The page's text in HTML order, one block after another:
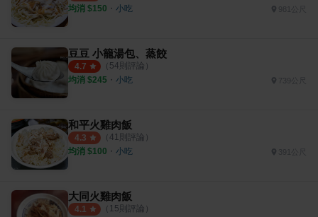
均消 $150 ・ 小吃
豆豆 小籠湯包、蒸餃
4.7 （ 54則評論）
均消 $245 ・ 小吃
和平火雞肉飯
4.3 （ 41則評論）
均消 $100 ・ 小吃
大同火雞肉飯
4.1 （ 15則評論）